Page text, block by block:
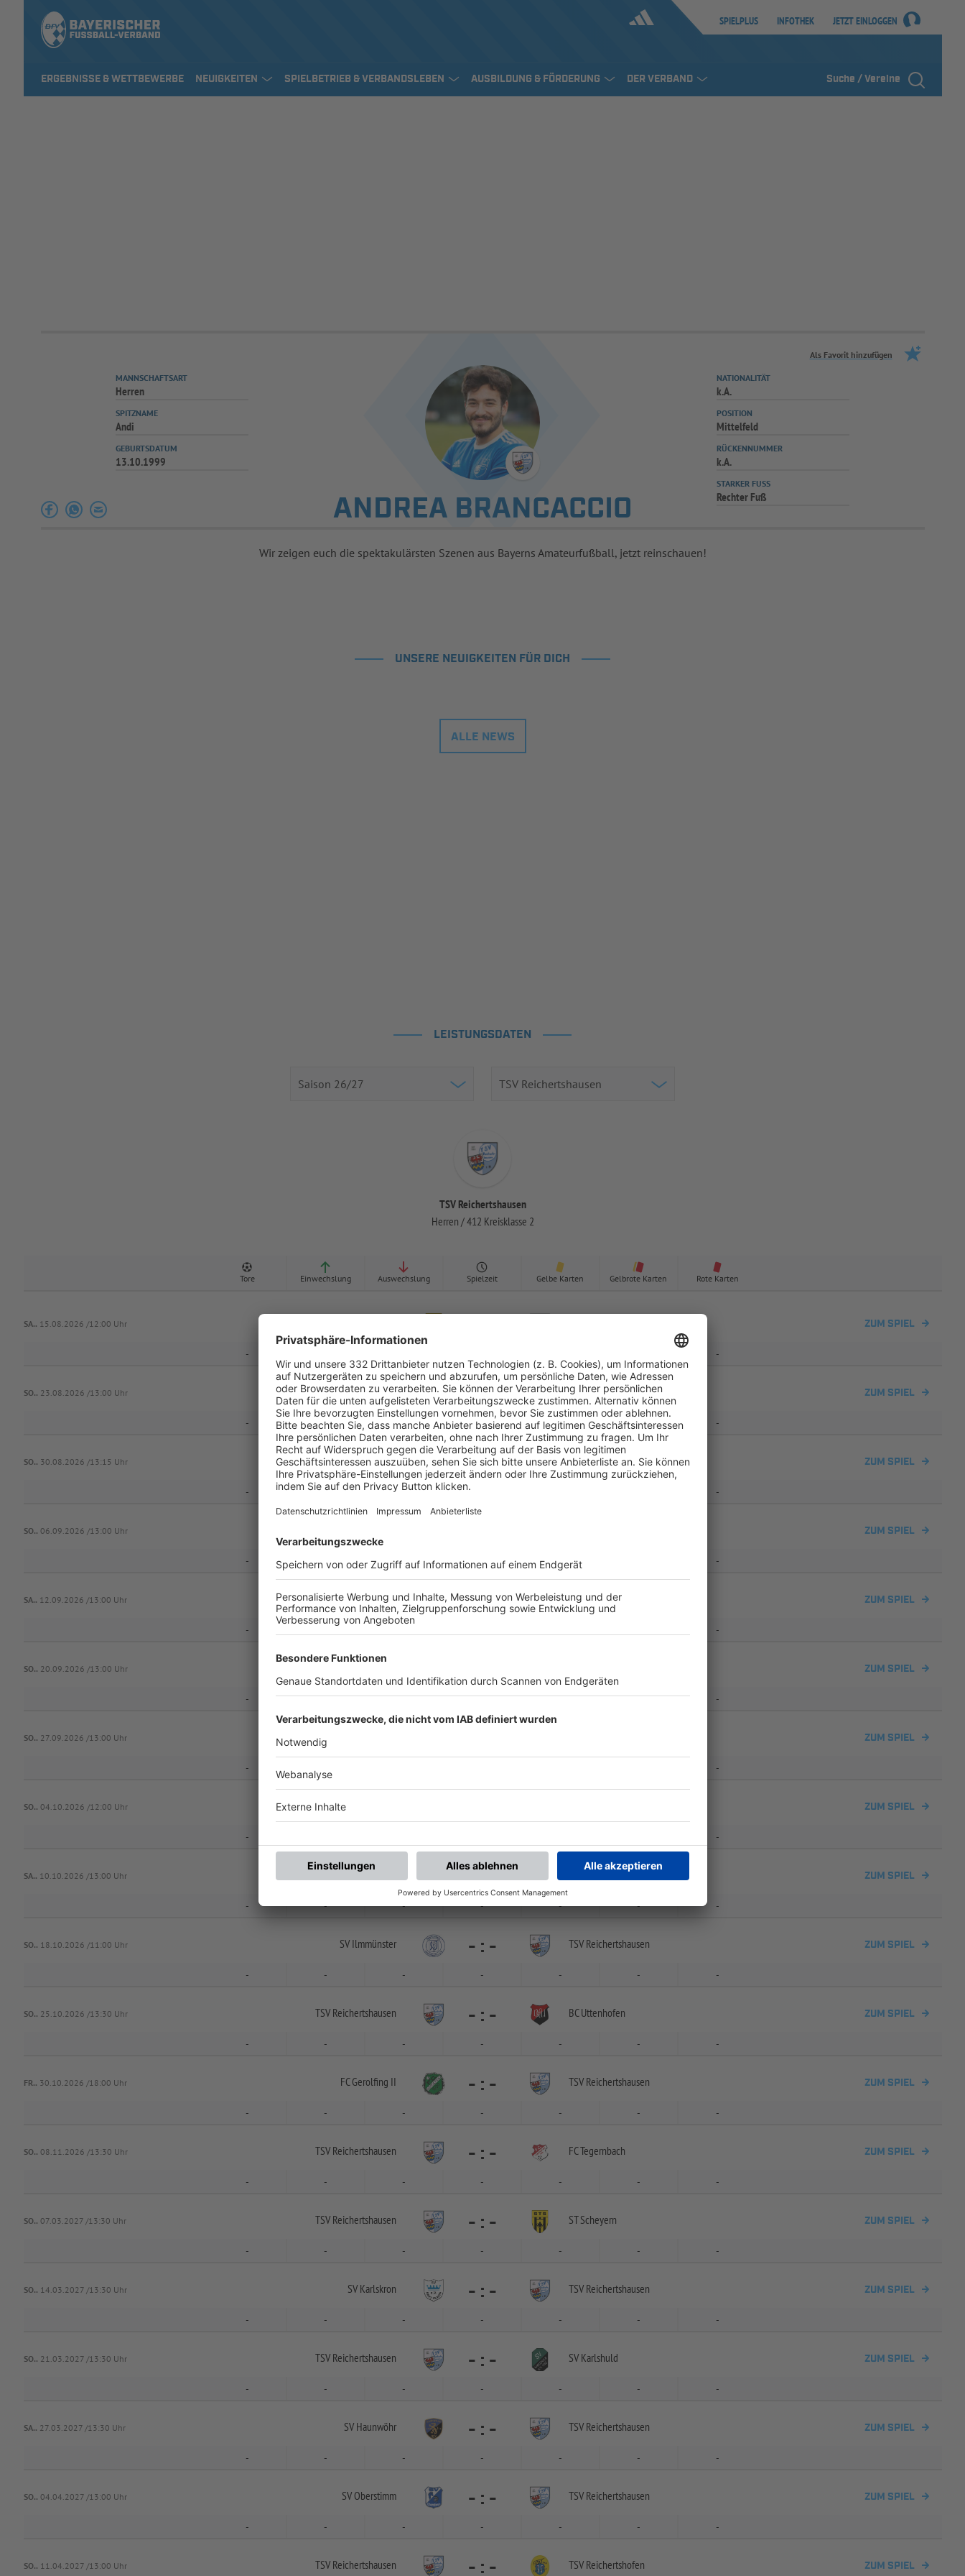
SPIELPLUS INFOTHEK JETZT EINLOGGEN
ERGEBNISSE & WETTBEWERBE NEUIGKEITEN SPIELBETRIEB & VERBANDSLEBEN AUSBILDUNG & FÖRDERUNG DER VERBAND Suche / Vereine
Als Favorit hinzufügen
ANDREA BRANCACCIO
MANNSCHAFTSART
Herren
SPITZNAME
Andi
GEBURTSDATUM
13.10.1999
NATIONALITÄT
k.A.
POSITION
Mittelfeld
RÜCKENNUMMER
k.A.
STARKER FUSS
Rechter Fuß
Wir zeigen euch die spektakulärsten Szenen aus Bayerns Amateurfußball, jetzt reinschauen!
UNSERE NEUIGKEITEN FÜR DICH
ALLE NEWS
LEISTUNGSDATEN
TSV Reichertshausen
Herren / 412 Kreisklasse 2
Tore Einwechslung Auswechslung Spielzeit Gelbe Karten Gelbrote Karten Rote Karten
SA.. 15.08.2026 /12:00 Uhr ZUM SPIEL
- -
SO.. 23.08.2026 /13:00 Uhr TSV Reichertshausen -:- SV Karlskron ZUM SPIEL
- - - - - - -
SO.. 30.08.2026 /13:15 Uhr SV Karlshuld -:- TSV Reichertshausen ZUM SPIEL
- - - -
SO.. 06.09.2026 /13:00 Uhr ZUM SPIEL
- - - - - -
SA.. 12.09.2026 /13:00 Uhr TSV Reichertshausen -:- SV Oberstimm ZUM SPIEL
- -
SO.. 20.09.2026 /13:00 Uhr - - ZUM SPIEL
- - - - - - -
SO.. 27.09.2026 /13:00 Uhr TSV Reichertshausen ZUM SPIEL
- -
SO.. 04.10.2026 /12:00 Uhr SpVgg Langenbruck ZUM SPIEL
- -
SA.. 10.10.2026 /13:00 Uhr TSV Reichertshausen -:- FSV Pfaffenhofen II ZUM SPIEL
- - - - - - -
SO.. 18.10.2026 /11:00 Uhr SV Ilmmünster - : - TSV Reichertshausen ZUM SPIEL
- - - - - - -
SO.. 25.10.2026 /13:30 Uhr TSV Reichertshausen - : - BC Uttenhofen ZUM SPIEL
- - - - - - -
FR.. 30.10.2026 /18:00 Uhr FC Gerolfing II - : - TSV Reichertshausen ZUM SPIEL
- - - - - - -
SO.. 08.11.2026 /13:30 Uhr TSV Reichertshausen - : - FC Tegernbach ZUM SPIEL
- - - - - - -
SO.. 07.03.2027 /13:30 Uhr TSV Reichertshausen - : - ST Scheyern ZUM SPIEL
- - - - - - -
SO.. 14.03.2027 /13:30 Uhr SV Karlskron - : - TSV Reichertshausen ZUM SPIEL
- - - - - - -
SO.. 21.03.2027 /13:30 Uhr TSV Reichertshausen - : - SV Karlshuld ZUM SPIEL
- - - - - - -
SA.. 27.03.2027 /13:30 Uhr SV Haunwöhr - : - TSV Reichertshausen ZUM SPIEL
- - - - - - -
SO.. 04.04.2027 /13:00 Uhr SV Oberstimm - : - TSV Reichertshausen ZUM SPIEL
- - - - - - -
SO.. 11.04.2027 /13:00 Uhr TSV Reichertshausen - : - TSV Reichertshofen ZUM SPIEL